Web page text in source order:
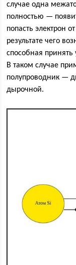
случае одна
полностью —
попасть электрон
результате чего
способная принять
В таком случае
полупроводник —
дырочной.